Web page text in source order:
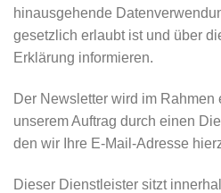
hinausgehende
gesetzlich erlaubt ist und über
Erklärung informieren.
Der Newsletter wird im Rahmen
unserem Auftrag durch einen
den wir Ihre E-Mail-Adresse
Dieser Dienstleister sitzt